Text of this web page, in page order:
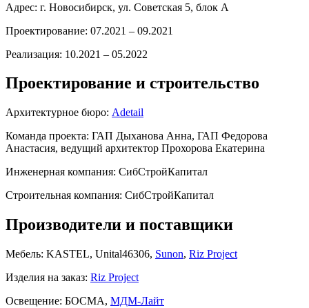
Адрес: г. Новосибирск, ул. Советская 5, блок А
Проектирование: 07.2021 – 09.2021
Реализация: 10.2021 – 05.2022
Проектирование и строительство
Архитектурное бюро: Adetail
Команда проекта: ГАП Дыханова Анна, ГАП Федорова
Анастасия, ведущий архитектор Прохорова Екатерина
Инженерная компания: СибСтройКапитал
Строительная компания: СибСтройКапитал
Производители и поставщики
Мебель: KASTEL, Unital46306, Sunon, Riz Project
Изделия на заказ: Riz Project
Освещение: БОСМА, МДМ-Лайт